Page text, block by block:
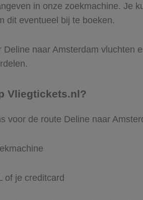
in onze zoekmachine. Je
dit eventueel bij te boeken.
naar Amsterdam
Vliegtickets.nl?
voor de route Deline naar
of je creditcard